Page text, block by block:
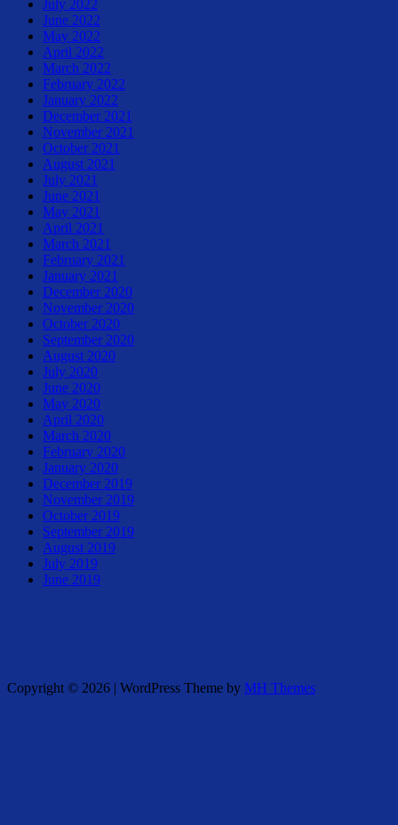
July 2022
June 2022
May 2022
April 2022
March 2022
February 2022
January 2022
December 2021
November 2021
October 2021
August 2021
July 2021
June 2021
May 2021
April 2021
March 2021
February 2021
January 2021
December 2020
November 2020
October 2020
September 2020
August 2020
July 2020
June 2020
May 2020
April 2020
March 2020
February 2020
January 2020
December 2019
November 2019
October 2019
September 2019
August 2019
July 2019
June 2019
Copyright © 2026 | WordPress Theme by MH Themes